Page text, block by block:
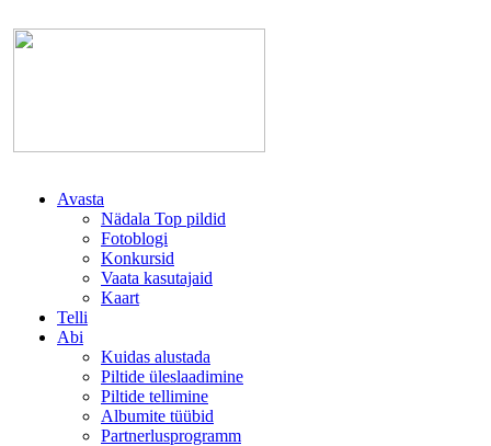
Avasta
Nädala Top pildid
Fotoblogi
Konkursid
Vaata kasutajaid
Kaart
Telli
Abi
Kuidas alustada
Piltide üleslaadimine
Piltide tellimine
Albumite tüübid
Partnerlusprogramm